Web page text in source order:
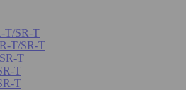
T/SR-T
T/SR-T
T
T
T